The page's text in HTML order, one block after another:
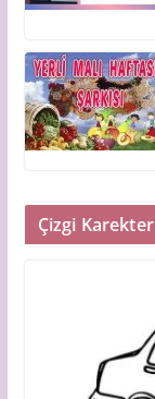
Çizgi